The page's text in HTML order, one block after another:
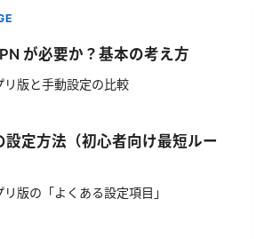
が必要か？基本の考え方
リ版と手動設定の比較
設定方法（初心者向け最短ルー
リ版の「よくある設定項目」